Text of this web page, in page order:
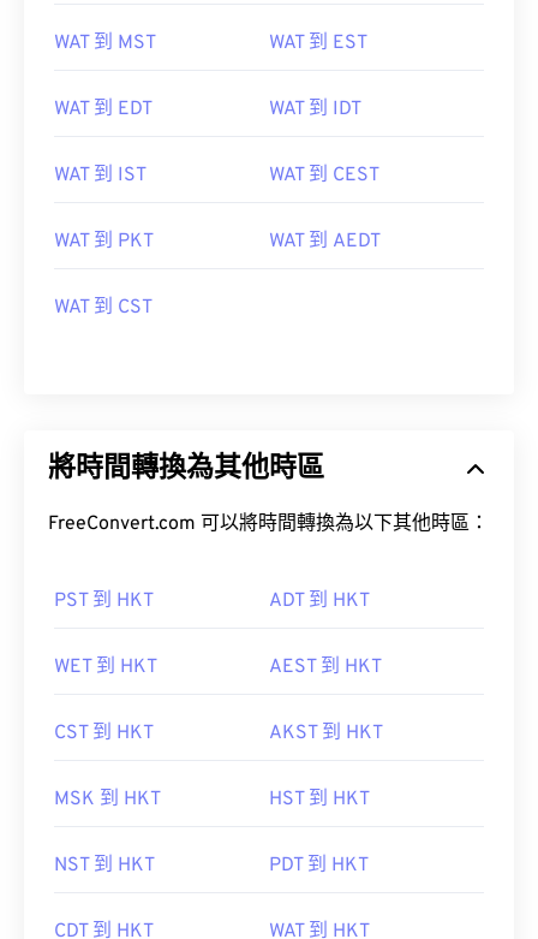
WAT 到 MST WAT 到 EST
WAT 到 EDT WAT 到 IDT
WAT 到 IST WAT 到 CEST
WAT 到 PKT WAT 到 AEDT
WAT 到 CST
將時間轉換為其他時區
FreeConvert.com 可以將時間轉換為以下其他時區：
PST 到 HKT ADT 到 HKT
WET 到 HKT AEST 到 HKT
CST 到 HKT AKST 到 HKT
MSK 到 HKT HST 到 HKT
NST 到 HKT PDT 到 HKT
CDT 到 HKT WAT 到 HKT